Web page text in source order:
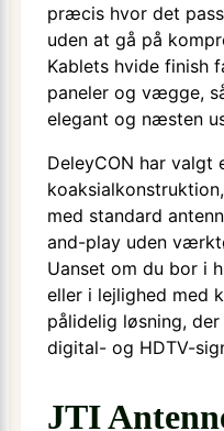
præcis hvor det
uden at gå på
Kablets hvide finish
paneler og vægge,
elegant og næsten
DeleyCON har valgt
med standard
and-play uden
Uanset om du bor i
eller i lejlighed med
pålidelig løsning,
digital- og HDTV-
JTI